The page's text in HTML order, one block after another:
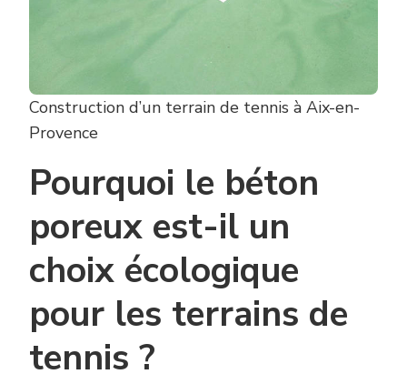
Construction d’un terrain de tennis à Aix-en-
Provence
Pourquoi le béton
poreux est-il un
choix écologique
pour les terrains de
tennis ?